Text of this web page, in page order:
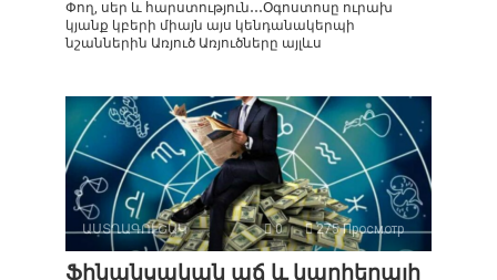
Փող, սեր և հարստություն․․․Օգոստոսը ուրախ
կյանք կբերի միայն այս կենդանակերպի
նշաններին Առյուծ Առյուծները այլևս
ԱՍՏՂԱԳՈՒՇԱԿ 0 275 Просмотр
Ֆինանսական աճ և կարիերայի